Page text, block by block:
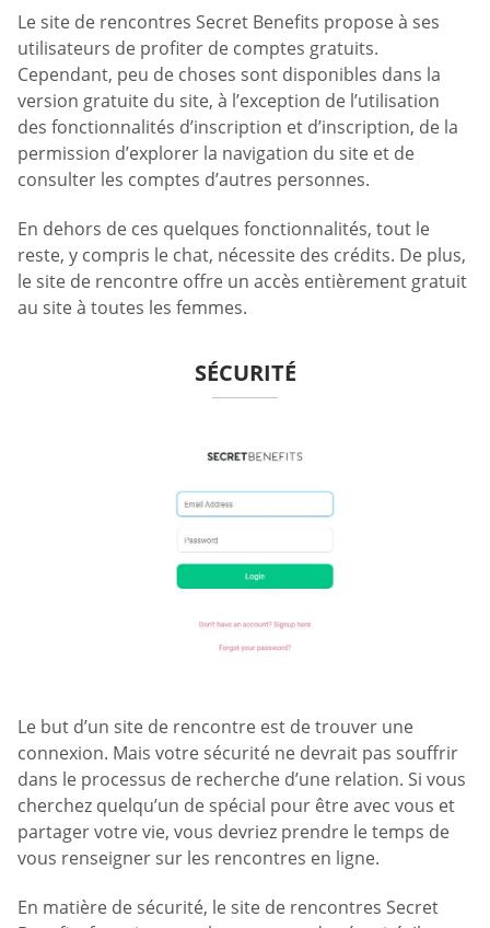
Le site de rencontres Secret Benefits propose à ses
utilisateurs de profiter de comptes gratuits.
Cependant, peu de choses sont disponibles dans la
version gratuite du site, à l’exception de l’utilisation
des fonctionnalités d’inscription et d’inscription, de la
permission d’explorer la navigation du site et de
consulter les comptes d’autres personnes.
En dehors de ces quelques fonctionnalités, tout le
reste, y compris le chat, nécessite des crédits. De plus,
le site de rencontre offre un accès entièrement gratuit
au site à toutes les femmes.
SÉCURITÉ
Le but d’un site de rencontre est de trouver une
connexion. Mais votre sécurité ne devrait pas souffrir
dans le processus de recherche d’une relation. Si vous
cherchez quelqu’un de spécial pour être avec vous et
partager votre vie, vous devriez prendre le temps de
vous renseigner sur les rencontres en ligne.
En matière de sécurité, le site de rencontres Secret